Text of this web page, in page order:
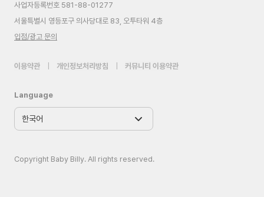
사업자등록번호 581-88-01277
서울특별시 영등포구 의사당대로 83, 오투타워 4층
입점/광고 문의
이용약관 개인정보처리방침 커뮤니티 이용약관
Language
Copyright Baby Billy. All rights reserved.